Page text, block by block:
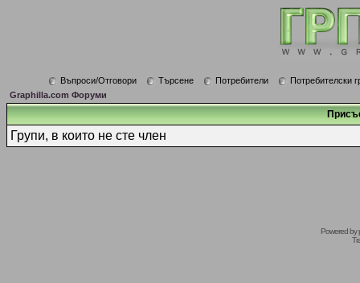
Въпроси/Отговори Търсене Потребители
Потребителски
Graphilla.com Форуми
Групи, в които не сте член
Powered by